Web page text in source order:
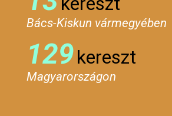
Bács-Kiskun vármegyében
129kereszt
Magyarországon